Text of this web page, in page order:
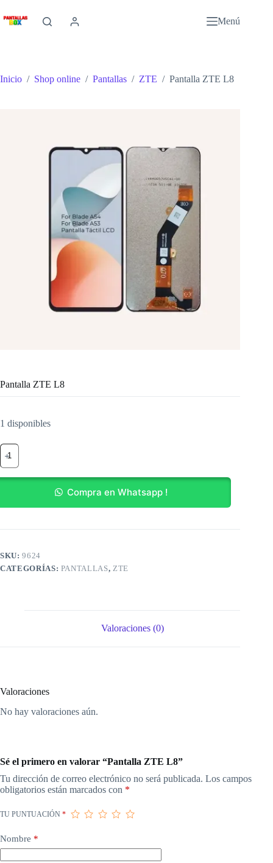
al
contenido
Menú
Inicio / Shop online / Pantallas / ZTE / Pantalla ZTE L8
Pantalla ZTE L8
1 disponibles
Pantalla
ZTE
L8
cantidad
Compra en Whatsapp !
SKU:9624
CATEGORÍAS: PANTALLAS, ZTE
Valoraciones (0)
Valoraciones
No hay valoraciones aún.
Sé el primero en valorar “Pantalla ZTE L8”
Tu dirección de correo electrónico no será publicada. Los campos
obligatorios están marcados con *
TU PUNTUACIÓN *
Nombre *